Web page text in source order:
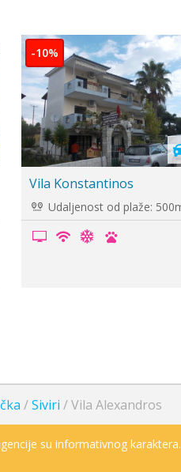
Cenovnik je
u pripremi
Hotel Jenny
Udaljenost od plaže:
/Siviri /Vila Alexandros
su informativnog